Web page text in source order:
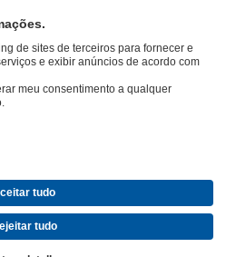
peças sobressalentes
Redes Sociais
LDA